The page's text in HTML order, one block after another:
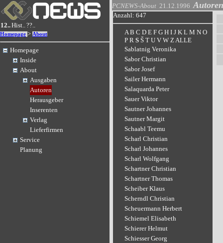
12..Hist..??..
Homepage > About
Homepage
Inside
About
Ausgaben
Autoren
Herausgeber
Inserenten
Verlag
Lieferfirmen
Service
Planung
PCNEWS-About 21.12.1996 Autoren
Anzahl: 647
A B C D E F G H I J K L M N O
P R S Š T U V W ZALLE
Sablatnig Veronika
Sabor Christian
Sabor Josef
Sailer Hermann
Salaquarda Peter
Sauer Viktor
Sautner Johannes
Sautner Margit
Schaabl Teemu
Scharl Christian
Scharl Johannes
Scharl Wolfgang
Schartner Christian
Schartner Thomas
Scheiber Klaus
Scherndl Christian
Scheuermann Herbert
Schiemel Elisabeth
Schierer Helmut
Schiesser Georg